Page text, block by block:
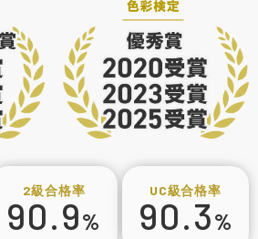
2級合格率
90.9%
UC級合格率
90.3%